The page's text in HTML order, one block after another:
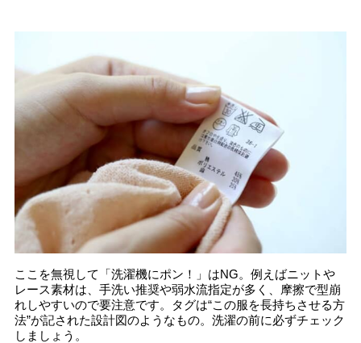
ここを無視して「洗濯機にポン！」はNG。例えばニットや
レース素材は、手洗い推奨や弱水流指定が多く、摩擦で型崩
れしやすいので要注意です。タグは“この服を長持ちさせる方
法”が記された設計図のようなもの。洗濯の前に必ずチェック
しましょう。